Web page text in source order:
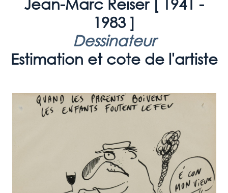
1983]
Dessinateur
Estimation et cote de l'artiste